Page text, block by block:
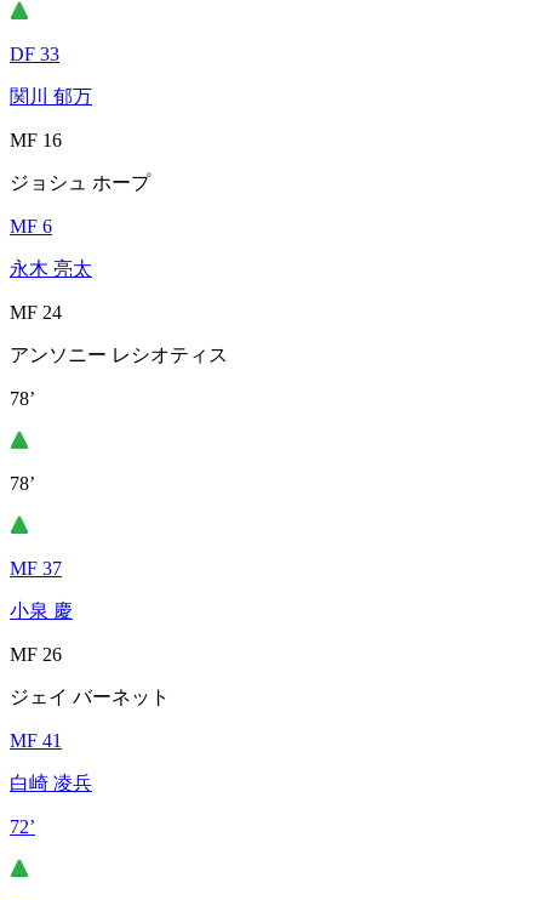
DF 33
関川 郁万
MF 16
ジョシュ ホープ
MF 6
永木 亮太
MF 24
アンソニー レシオティス
78’
78’
MF 37
小泉 慶
MF 26
ジェイ バーネット
MF 41
白崎 凌兵
72’